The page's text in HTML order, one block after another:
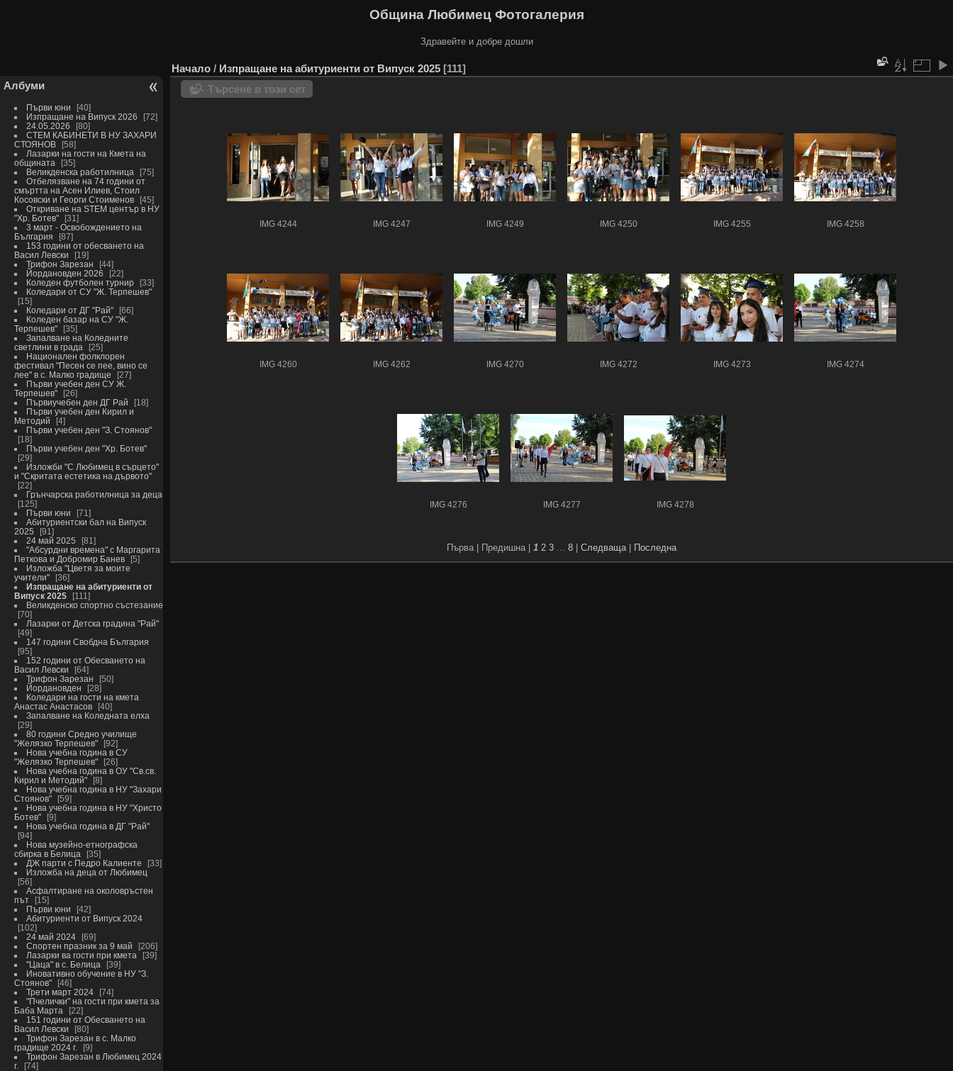
Община Любимец Фотогалерия
Здравейте и добре дошли
Албуми
Първи юни
40
Изпращане на Випуск 2026
72
24.05.2026
80
СТЕМ КАБИНЕТИ В НУ ЗАХАРИ
СТОЯНОВ
58
Лазарки на гости на Кмета на
общината
35
Великденска работилница
75
Отбелязване на 74 години от
смъртта на Асен Илиев, Стоил
Косовски и Георги Стоименов
45
Откриване на STEM център в НУ
"Хр. Ботев"
31
3 март - Освобождението на
България
87
153 години от обесването на
Васил Левски
19
Трифон Зарезан
44
Йордановден 2026
22
Коледен футболен турнир
33
Коледари от СУ "Ж. Терпешев"
15
Коледари от ДГ "Рай"
66
Коледен базар на СУ "Ж.
Терпешев"
35
Запалване на Коледните
светлини в града
25
Национален фолклорен
фестивал "Песен се пее, вино се
лее" в с. Малко градище
27
Първи учебен ден СУ Ж.
Терпешев"
26
Първиучебен ден ДГ Рай
18
Първи учебен ден Кирил и
Методий
4
Първи учебен ден "З. Стоянов"
18
Първи учебен ден "Хр. Ботев"
29
Изложби "С Любимец в сърцето"
и "Скритата естетика на дървото"
22
Грънчарска работилница за деца
125
Първи юни
71
Абитуриентски бал на Випуск
2025
91
24 май 2025
81
"Абсурдни времена" с Маргарита
Петкова и Добромир Банев
5
Изложба "Цветя за моите
учители"
36
Изпращане на абитуриенти от
Випуск 2025
111
Великденско спортно състезание
70
Лазарки от Детска градина "Рай"
49
147 години Свобдна България
95
152 години от Обесването на
Васил Левски
64
Трифон Зарезан
50
Йордановден
28
Коледари на гости на кмета
Анастас Анастасов
40
Запалване на Коледната елха
29
80 години Средно училище
"Желязко Терпешев"
92
Нова учебна година в СУ
"Желязко Терпешев"
26
Нова учебна година в ОУ "Св.св.
Кирил и Методий"
8
Нова учебна година в НУ "Захари
Стоянов"
59
Нова учебна година в НУ "Христо
Ботев"
9
Нова учебна година в ДГ "Рай"
94
Нова музейно-етнографска
сбирка в Белица
35
ДЖ парти с Педро Калиенте
33
Изложба на деца от Любимец
56
Асфалтиране на околовръстен
път
15
Първи юни
42
Абитуриенти от Випуск 2024
102
24 май 2024
69
Спортен празник за 9 май
206
Лазарки ва гости при кмета
39
"Цаца" в с. Белица
39
Иновативно обучение в НУ "З.
Стоянов"
46
Трети март 2024
74
"Пчелички" на гости при кмета за
Баба Марта
22
151 години от Обесването на
Васил Левски
80
Трифон Зарезан в с. Малко
градище 2024 г.
9
Трифон Зарезан в Любимец 2024
г.
74
Начало / Изпращане на абитуриенти от Випуск 2025 111
Търсене в този сет
IMG 4244 IMG 4247 IMG 4249 IMG 4250 IMG 4255 IMG 4258
IMG 4260 IMG 4262 IMG 4270 IMG 4272 IMG 4273 IMG 4274
IMG 4276 IMG 4277 IMG 4278
Първа | Предишна | 1 2 3 8 Следваща Последна